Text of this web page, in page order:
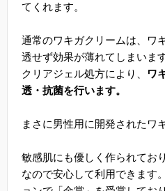
てくれます。
通常のワキガクリームは、ワ
透せず効果が薄れてしまいま
クリアジェル処方により、
ワ
透・抗菌を行います。
まさに男性用に開発されたワ
敏感肌にも優しく作られてお
なので安心して利用できます